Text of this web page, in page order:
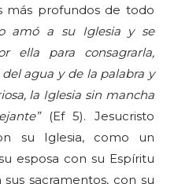
más profundos de todo
amó a su Iglesia y se
ella para consagrarla,
agua y de la palabra y
la Iglesia sin mancha
(Ef 5). Jesucristo
su Iglesia, como un
esposa con su Espíritu
sacramentos, con su